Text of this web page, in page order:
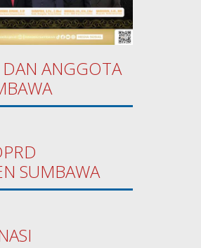
ANGGOTA
SUMBAWA